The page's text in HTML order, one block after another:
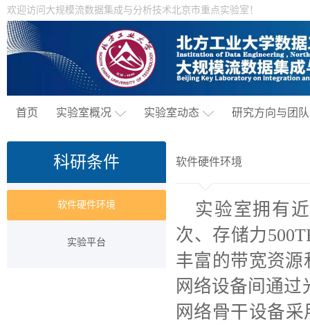
欢迎访问大规模流数据集成与分析技术北京市重点实验室！
首页 实验室概况 实验室动态 研究方向与团队
科研条件
软件硬件环境
实验平台
软件硬件环境
实验室拥有
次、存储力
丰富的带宽资
网络设备间通过
网络骨干设备